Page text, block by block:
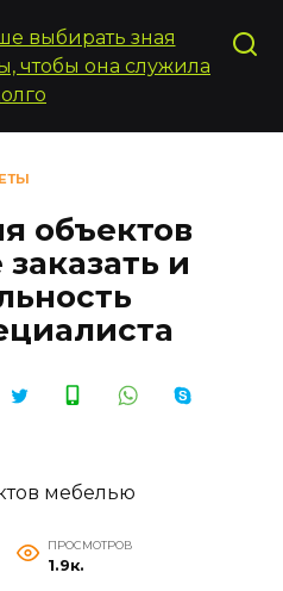
объектов
и
ПРОСМОТРОВ
1.9к.